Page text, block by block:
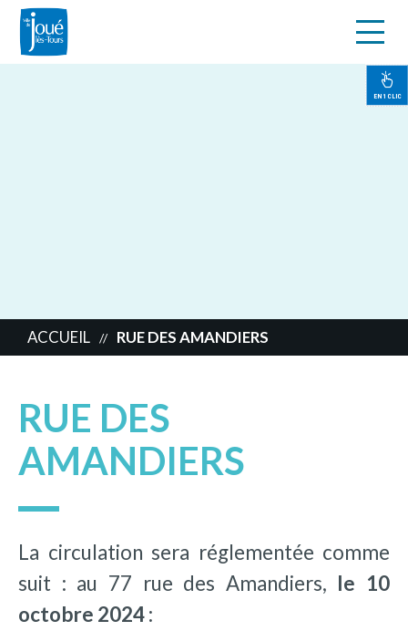
EN 1 CLIC
ACCUEIL // RUE DES AMANDIERS
RUE DES
AMANDIERS
La circulation sera réglementée comme
suit : au 77 rue des Amandiers, le 10
octobre 2024 :